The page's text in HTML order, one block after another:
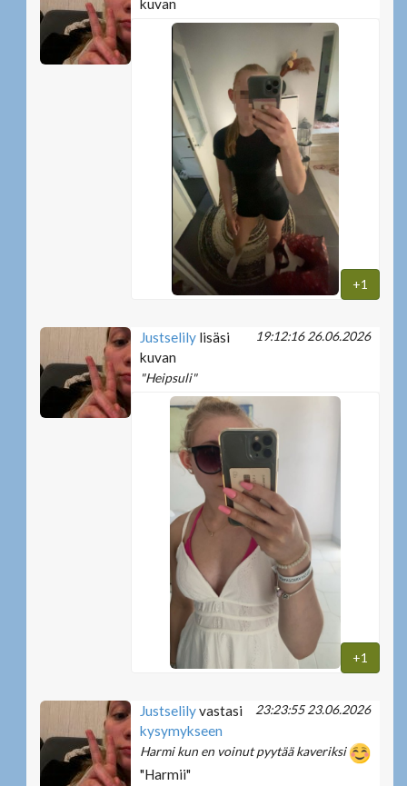
kuvan
+1
19:12:16 26.06.2026
Justselily lisäsi
kuvan
"Heipsuli"
+1
23:23:55 23.06.2026
Justselilyvastasi
kysymykseen
Harmi kun en voinut pyytää kaveriksi
"Harmii"